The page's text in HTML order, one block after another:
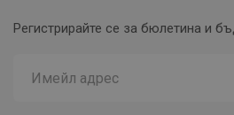
Регистрирайте се за бюлетина и